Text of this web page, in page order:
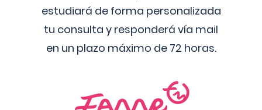
estudiará de forma personalizada
tu consulta y responderá vía mail
en un plazo máximo de 72 horas.